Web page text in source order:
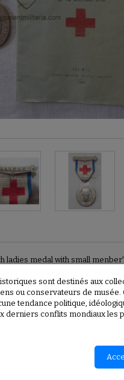
ladies medal with small
SAME CATEGORY:
sont destinés aux
ou conservateurs de
tendance politique,
derniers conflits mondiaux les